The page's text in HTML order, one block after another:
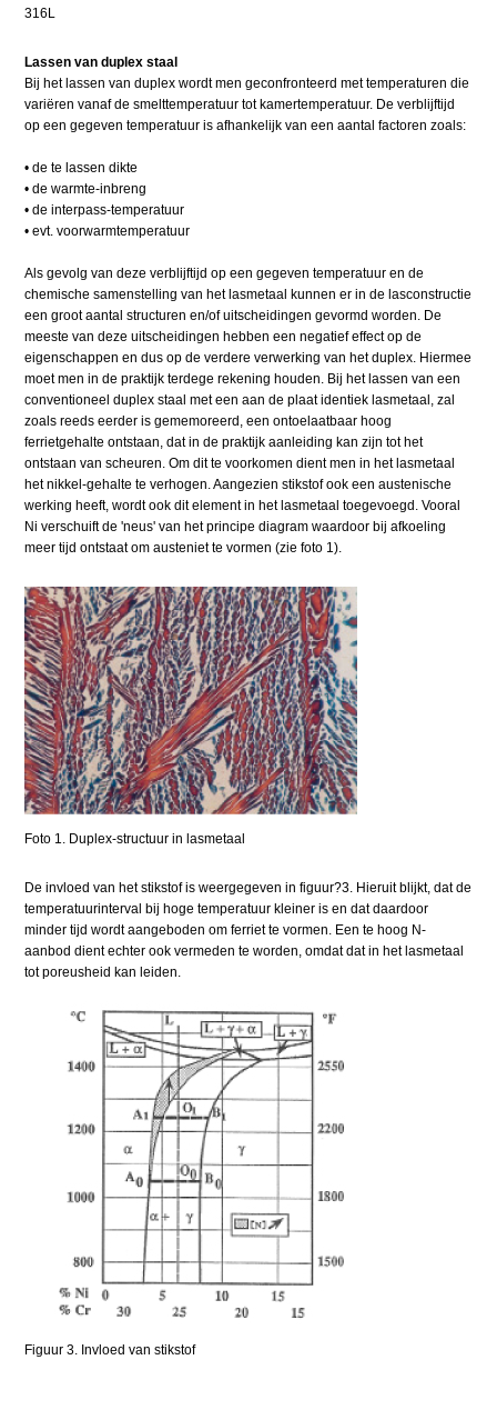
316L
Lassen van duplex staal
Bij het lassen van duplex wordt men geconfronteerd met temperaturen die
variëren vanaf de smelttemperatuur tot kamertemperatuur. De verblijftijd
op een gegeven temperatuur is afhankelijk van een aantal factoren zoals:
• de te lassen dikte
• de warmte-inbreng
• de interpass-temperatuur
• evt. voorwarmtemperatuur
Als gevolg van deze verblijftijd op een gegeven temperatuur en de
chemische samenstelling van het lasmetaal kunnen er in de lasconstructie
een groot aantal structuren en/of uitscheidingen gevormd worden. De
meeste van deze uitscheidingen hebben een negatief effect op de
eigenschappen en dus op de verdere verwerking van het duplex. Hiermee
moet men in de praktijk terdege rekening houden. Bij het lassen van een
conventioneel duplex staal met een aan de plaat identiek lasmetaal, zal
zoals reeds eerder is gememoreerd, een ontoelaatbaar hoog
ferrietgehalte ontstaan, dat in de praktijk aanleiding kan zijn tot het
ontstaan van scheuren. Om dit te voorkomen dient men in het lasmetaal
het nikkel-gehalte te verhogen. Aangezien stikstof ook een austenische
werking heeft, wordt ook dit element in het lasmetaal toegevoegd. Vooral
Ni verschuift de 'neus' van het principe diagram waardoor bij afkoeling
meer tijd ontstaat om austeniet te vormen (zie foto 1).
Foto 1. Duplex-structuur in lasmetaal
De invloed van het stikstof is weergegeven in figuur?3. Hieruit blijkt, dat de
temperatuurinterval bij hoge temperatuur kleiner is en dat daardoor
minder tijd wordt aangeboden om ferriet te vormen. Een te hoog N-
aanbod dient echter ook vermeden te worden, omdat dat in het lasmetaal
tot poreusheid kan leiden.
Figuur 3. Invloed van stikstof